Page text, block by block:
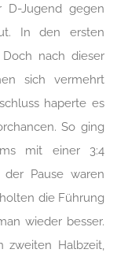
D-Jugend gegen
In den ersten
nach dieser
sich vermehrt
haperte es
So ging
mit einer 3:4
Pause waren
die Führung
wieder besser.
zweiten Halbzeit,